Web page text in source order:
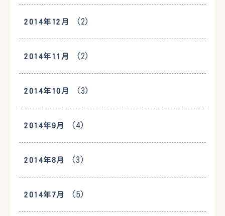
2014年12月 (2)
2014年11月 (2)
2014年10月 (3)
2014年9月 (4)
2014年8月 (3)
2014年7月 (5)